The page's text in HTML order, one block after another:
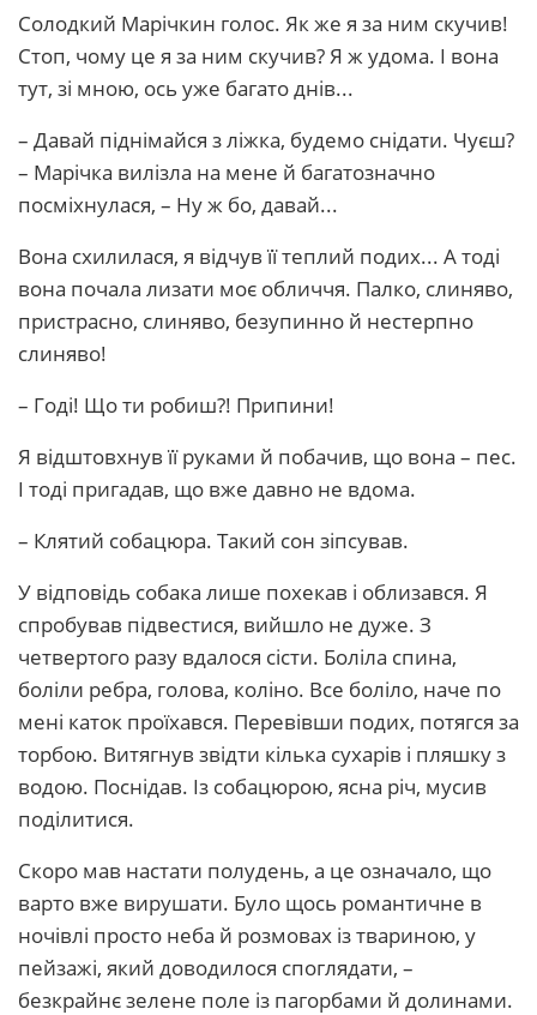
Солодкий Марічкин голос. Як же я за ним скучив!
Стоп, чому це я за ним скучив? Я ж удома. І вона
тут, зі мною, ось уже багато днів...
– Давай піднімайся з ліжка, будемо снідати. Чуєш?
– Марічка вилізла на мене й багатозначно
посміхнулася, – Ну ж бо, давай...
Вона схилилася, я відчув її теплий подих... А тоді
вона почала лизати моє обличчя. Палко, слиняво,
пристрасно, слиняво, безупинно й нестерпно
слиняво!
– Годі! Що ти робиш?! Припини!
Я відштовхнув її руками й побачив, що вона – пес.
І тоді пригадав, що вже давно не вдома.
– Клятий собацюра. Такий сон зіпсував.
У відповідь собака лише похекав і облизався. Я
спробував підвестися, вийшло не дуже. З
четвертого разу вдалося сісти. Боліла спина,
боліли ребра, голова, коліно. Все боліло, наче по
мені каток проїхався. Перевівши подих, потягся за
торбою. Витягнув звідти кілька сухарів і пляшку з
водою. Поснідав. Із собацюрою, ясна річ, мусив
поділитися.
Скоро мав настати полудень, а це означало, що
варто вже вирушати. Було щось романтичне в
ночівлі просто неба й розмовах із твариною, у
пейзажі, який доводилося споглядати, –
безкрайнє зелене поле із пагорбами й долинами.